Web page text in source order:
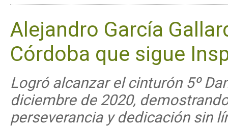
Alejandro García
Córdoba que sigue
Logró alcanzar el cinturón 5º
diciembre de 2020,
perseverancia y dedicación sin